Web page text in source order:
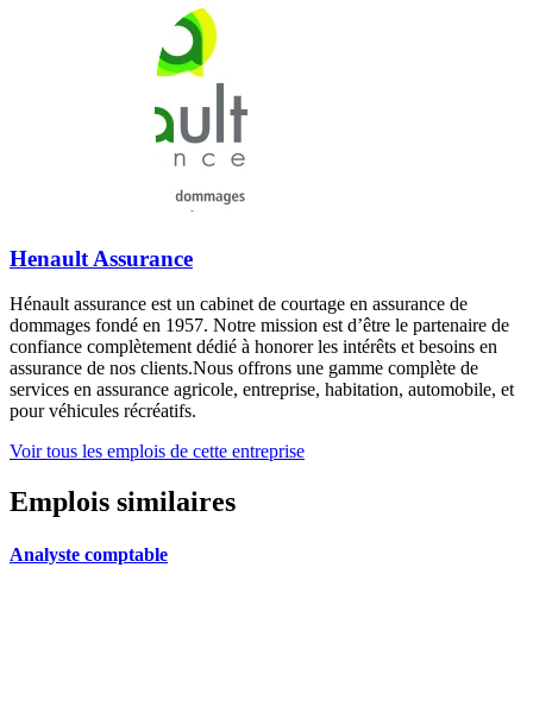
Henault Assurance
Hénault assurance est un cabinet de courtage en assurance de
dommages fondé en 1957. Notre mission est d’être le partenaire de
confiance complètement dédié à honorer les intérêts et besoins en
assurance de nos clients.Nous offrons une gamme complète de
services en assurance agricole, entreprise, habitation, automobile, et
pour véhicules récréatifs.
Voir tous les emplois de cette entreprise
Emplois similaires
Analyste comptable